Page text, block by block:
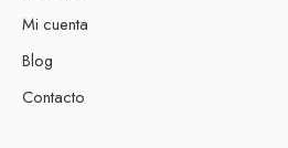
Mi cuenta
Blog
Contacto